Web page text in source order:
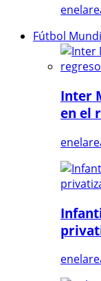
Fútbol
Inter
en el